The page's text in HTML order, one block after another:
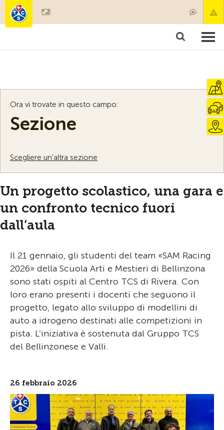
Societariato & prestazioni
Ora vi trovate in questo campo:
Sezione
Scegliere un'altra sezione
Un progetto scolastico, una gara e
un confronto tecnico fuori
dall’aula
Il 21 gennaio, gli studenti del team «SAM Racing
2026» della Scuola Arti e Mestieri di Bellinzona
sono stati ospiti al Centro TCS di Rivera. Con
loro erano presenti i docenti che seguono il
progetto, legato allo sviluppo di modellini di
auto a idrogeno destinati alle competizioni in
pista. L’iniziativa è sostenuta dal Gruppo TCS
del Bellinzonese e Valli.
26 febbraio 2026